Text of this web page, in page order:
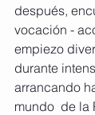
después,
vocación -
empiezo
durante
arrancando
mundo  de la